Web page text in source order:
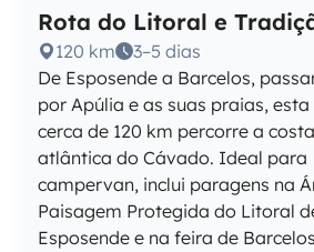
Rota do Litoral e
120 km
3–5 dias
De Esposende a Barcelos,
por Apúlia e as suas praias,
cerca de 120 km percorre a costa
atlântica do Cávado. Ideal para
campervan, inclui paragens na
Paisagem Protegida do Litoral
Esposende e na feira de